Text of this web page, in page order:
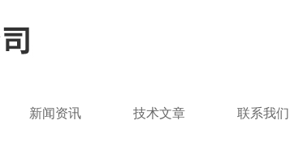
新闻资讯 技术文章 联系我们